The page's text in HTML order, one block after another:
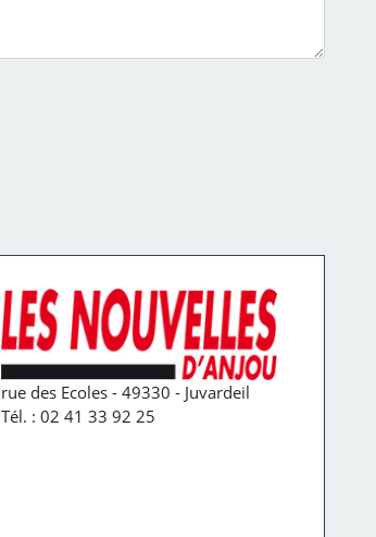
rue des Ecoles - 49330 - Juvardeil
Tél. : 02 41 33 92 25